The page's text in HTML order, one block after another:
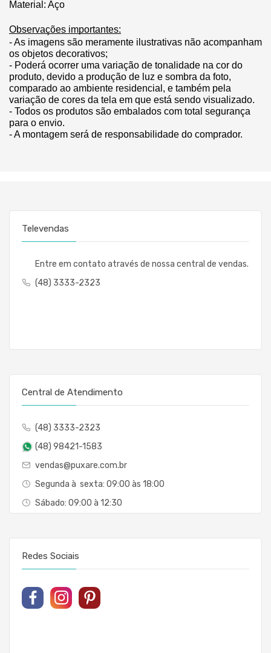
Material: Aço
Observações importantes:
- As imagens são meramente ilustrativas não acompanham
os objetos decorativos;
- Poderá ocorrer uma variação de tonalidade na cor do
produto, devido a produção de luz e sombra da foto,
comparado ao ambiente residencial, e também pela
variação de cores da tela em que está sendo visualizado.
- Todos os produtos são embalados com total segurança
para o envio.
- A montagem será de responsabilidade do comprador.
Televendas
Entre em contato através de nossa central de vendas.
(48) 3333-2323
Central de Atendimento
(48) 3333-2323
(48) 98421-1583
vendas@puxare.com.br
Segunda à sexta: 09:00 às 18:00
Sábado: 09:00 à 12:30
Redes Sociais